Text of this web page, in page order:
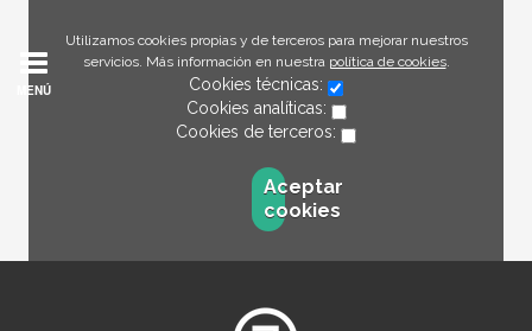
Utilizamos cookies propias y de terceros para mejorar nuestros
servicios. Más información en nuestra política de cookies.
Cookies técnicas:
Cookies analíticas:
Cookies de terceros:
Aceptar
cookies
MENÚ